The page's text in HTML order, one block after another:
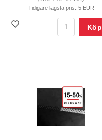
Tidigare lägsta pris: 5 EUR
Köp